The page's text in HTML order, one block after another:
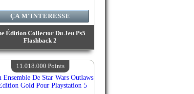
Édition Collector Du Jeu Ps5
Flashback 2
Valeur :13 469 500 Points
Quantité Disponible :4
ÇA M'INTERESSE
11.018.000 Points